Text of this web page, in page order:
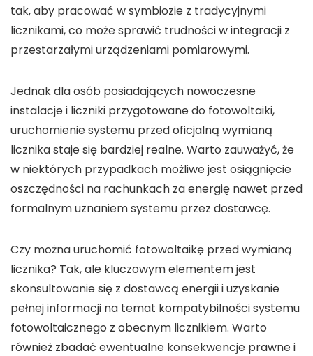
tak, aby pracować w symbiozie z tradycyjnymi
licznikami, co może sprawić trudności w integracji z
przestarzałymi urządzeniami pomiarowymi.
Jednak dla osób posiadających nowoczesne
instalacje i liczniki przygotowane do fotowoltaiki,
uruchomienie systemu przed oficjalną wymianą
licznika staje się bardziej realne. Warto zauważyć, że
w niektórych przypadkach możliwe jest osiągnięcie
oszczędności na rachunkach za energię nawet przed
formalnym uznaniem systemu przez dostawcę.
Czy można uruchomić fotowoltaikę przed wymianą
licznika? Tak, ale kluczowym elementem jest
skonsultowanie się z dostawcą energii i uzyskanie
pełnej informacji na temat kompatybilności systemu
fotowoltaicznego z obecnym licznikiem. Warto
również zbadać ewentualne konsekwencje prawne i